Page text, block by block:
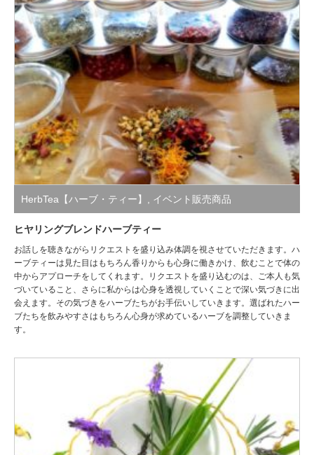
HerbTea【ハーブ・ティー】 イベント販売商品
ヒヤリングブレンドハーブティー
お話しを聴きながらリクエストを盛り込み体調を視させていただきます。ハ
ーブティーは見た目はもちろん香りからも心身に働きかけ、飲むことで体の
中からアプローチをしてくれます。リクエストを盛り込むのは、ご本人も気
づいていること、さらに私からは心身を透視していくことで深い気づきに出
会えます。その気づきをハーブたちがお手伝いしていきます。選ばれたハー
ブたちを飲みやすさはもちろん心身が求めているハーブを調整していきま
す。